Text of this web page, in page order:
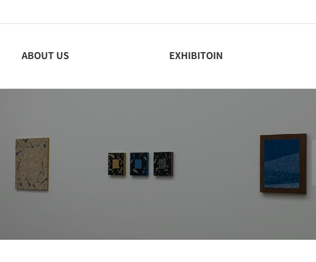
ABOUT US EXHIBITOIN